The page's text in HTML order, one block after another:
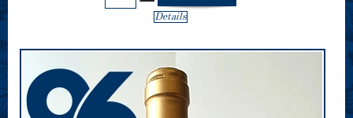
Details